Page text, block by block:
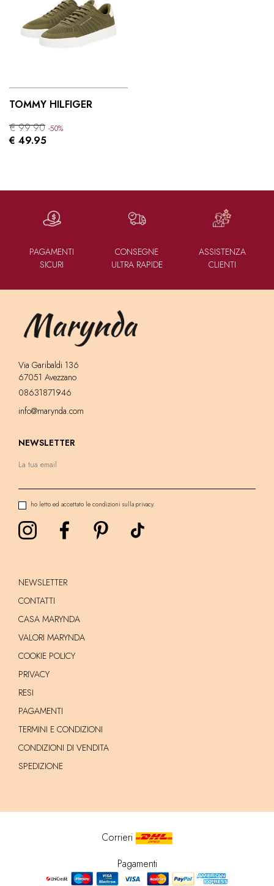
TOMMY HILFIGER
€ 99.90 -50%
€ 49.95
PAGAMENTI
SICURI
CONSEGNE
ULTRA RAPIDE
ASSISTENZA
CLIENTI
Via Garibaldi 136
67051 Avezzano
08631871946
info@marynda.com
NEWSLETTER
ho letto ed accettato le condizioni sulla privacy.
NEWSLETTER
CONTATTI
CASA MARYNDA
VALORI MARYNDA
COOKIE POLICY
PRIVACY
RESI
PAGAMENTI
TERMINI E CONDIZIONI
CONDIZIONI DI VENDITA
SPEDIZIONE
Corrieri
Pagamenti